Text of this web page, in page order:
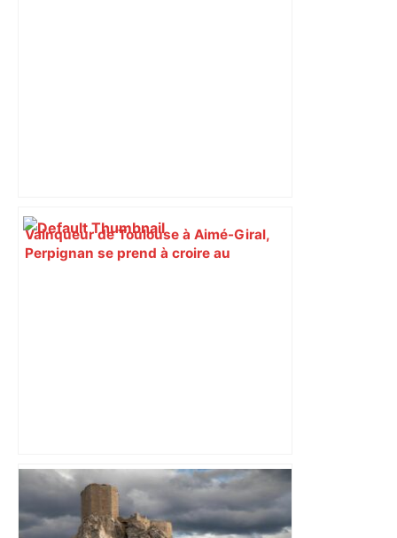
Vainqueur de Toulouse à Aimé-Giral,
Perpignan se prend à croire au
Hanoucca, une fête "des lumières" de
confession juive sous haute
surveillance policière qui a rassemblé